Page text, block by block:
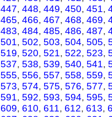
447, 448, 449, 450, 451,
465, 466, 467, 468, 469,
483, 484, 485, 486, 487,
501, 502, 503, 504, 505,
519, 520, 521, 522, 523,
537, 538, 539, 540, 541,
555, 556, 557, 558, 559,
573, 574, 575, 576, 577,
591, 592, 593, 594, 595,
609, 610, 611, 612, 613,